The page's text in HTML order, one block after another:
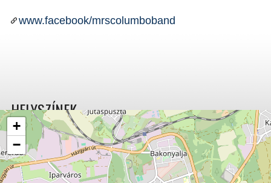
www.facebook/mrscolumboband
+
−
HELYSZÍNEK